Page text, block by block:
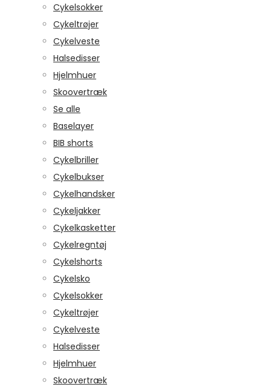
Cykelsokker
Cykeltrøjer
Cykelveste
Halsedisser
Hjelmhuer
Skoovertræk
Se alle
Baselayer
BIB shorts
Cykelbriller
Cykelbukser
Cykelhandsker
Cykeljakker
Cykelkasketter
Cykelregntøj
Cykelshorts
Cykelsko
Cykelsokker
Cykeltrøjer
Cykelveste
Halsedisser
Hjelmhuer
Skoovertræk